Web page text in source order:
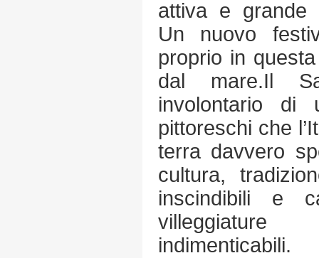
attiva e grande
Un nuovo
proprio in
dal mare.Il
involontario di
pittoreschi che
terra davvero
cultura,
inscindibili e
indimenticabili.